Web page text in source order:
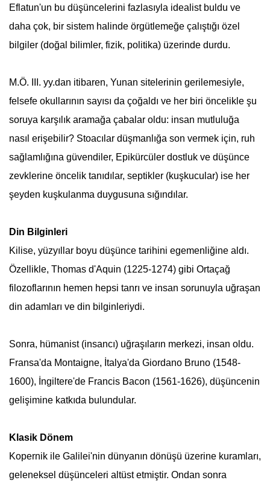
Eflatun'un bu düşüncelerini fazlasıyla idealist buldu ve
daha çok, bir sistem halinde örgütlemeğe çalıştığı özel
bilgiler (doğal bilimler, fizik, politika) üzerinde durdu.
M.Ö. III. yy.dan itibaren, Yunan sitelerinin gerilemesiyle,
felsefeokullarının sayısı da çoğaldı ve her biri öncelikle şu
soruya karşılık aramağa çabalar oldu: insan mutluluğa
nasıl erişebilir? Stoacılar düşmanlığa son vermek için, ruh
sağlamlığına güvendiler, Epikürcüler dostluk ve düşünce
zevklerine öncelik tanıdılar, septikler (kuşkucular) ise her
şeyden kuşkulanma duygusuna sığındılar.
Din Bilginleri
Kilise, yüzyıllar boyu düşünce tarihini egemenliğine aldı.
Özellikle, Thomas d'Aquin (1225-1274) gibi Ortaçağ
filozoflarının hemen hepsi tanrı ve insan sorunuyla uğraşan
din adamları ve din bilginleriydi.
Sonra, hümanist (insancı) uğraşıların merkezi, insan oldu.
Fransa'da Montaigne, İtalya'da Giordano Bruno (1548-
1600), İngiltere'de Francis Bacon (1561-1626), düşüncenin
gelişimine katkıda bulundular.
Klasik Dönem
Kopernik ile Galilei'nin dünyanın dönüşü üzerine kuramları,
geleneksel düşünceleri altüst etmiştir. Ondan sonra